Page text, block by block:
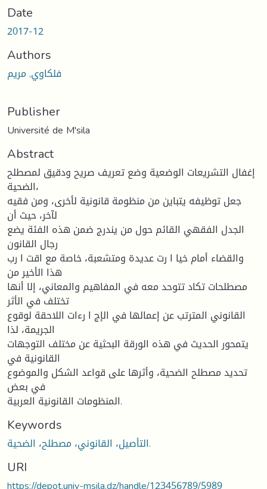
Date
2017-12
Authors
فلكاوي, مريم
Publisher
Université de M'sila
Abstract
إغفال التشریعات الوضعیة وضع تعریف صریح ودقیق لمصطلح
الضحیة،
جعل توظیفه یتباین من منظومة قانونیة لأخرى، ومن فقیه
لآخر، حیث أن
الجدل الفقهي القائم حول من یندرج ضمن هذه الفئة یضع
رجال القانون
والقضاء أمام خیا ا رت عدیدة ومتشعبة، خاصة مع اقت ا رب
هذا الأخیر من
مصطلحات تكاد تتوحد معه في المفاهیم والمعاني، إلا أنها
تختلف في الأثر
القانوني المترتب عن إعمالها في الإج ا رءات اللاحقة لوقوع
الجریمة، لذا
یتمحور الحدیث في هذه الورقة البحثیة عن مختلف التوجهات
القانونیة في
تحدید مصطلح الضحیة، وأثرها على قواعد الشكل والموضوع
في بعض
المنظومات القانونیة العربیة.
Keywords
التأصیل، القانوني، مصطلح، الضحیة.
URI